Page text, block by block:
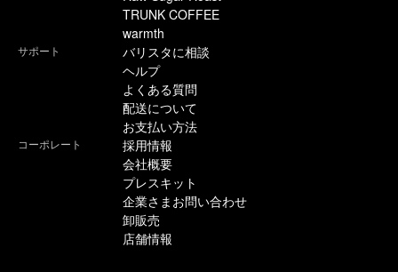
TRUNK COFFEE
warmth
サポート
バリスタに相談
ヘルプ
よくある質問
配送について
お支払い方法
コーポレート
採用情報
会社概要
プレスキット
企業さまお問い合わせ
卸販売
店舗情報